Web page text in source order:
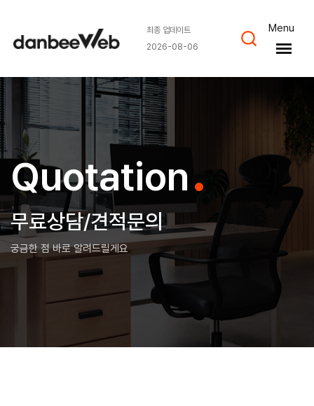
최종 업데이트
2026-08-06
Menu
Quotation.
무료상담/견적문의
궁금한 점 바로 알려드릴게요